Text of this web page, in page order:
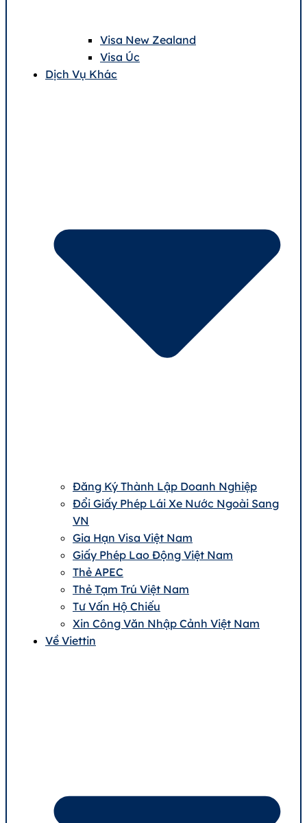
Visa New Zealand
Visa Úc
Dịch Vụ Khác
Đăng Ký Thành Lập Doanh Nghiệp
Đổi Giấy Phép Lái Xe Nước Ngoài Sang
VN
Gia Hạn Visa Việt Nam
Giấy Phép Lao Động Việt Nam
Thẻ APEC
Thẻ Tạm Trú Việt Nam
Tư Vấn Hộ Chiếu
Xin Công Văn Nhập Cảnh Việt Nam
Về Viettin